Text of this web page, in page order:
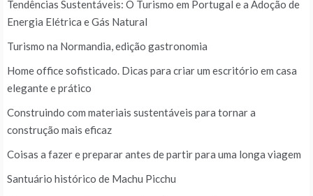
Tendências Sustentáveis: O Turismo em Portugal e a Adoção de
Energia Elétrica e Gás Natural
Turismo na Normandia, edição gastronomia
Home office sofisticado. Dicas para criar um escritório em casa
elegante e prático
Construindo com materiais sustentáveis para tornar a
construção mais eficaz
Coisas a fazer e preparar antes de partir para uma longa viagem
Santuário histórico de Machu Picchu